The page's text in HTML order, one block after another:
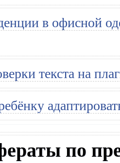
в офисной
текста на
по